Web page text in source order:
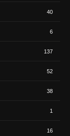
40
6
137
52
38
1
16